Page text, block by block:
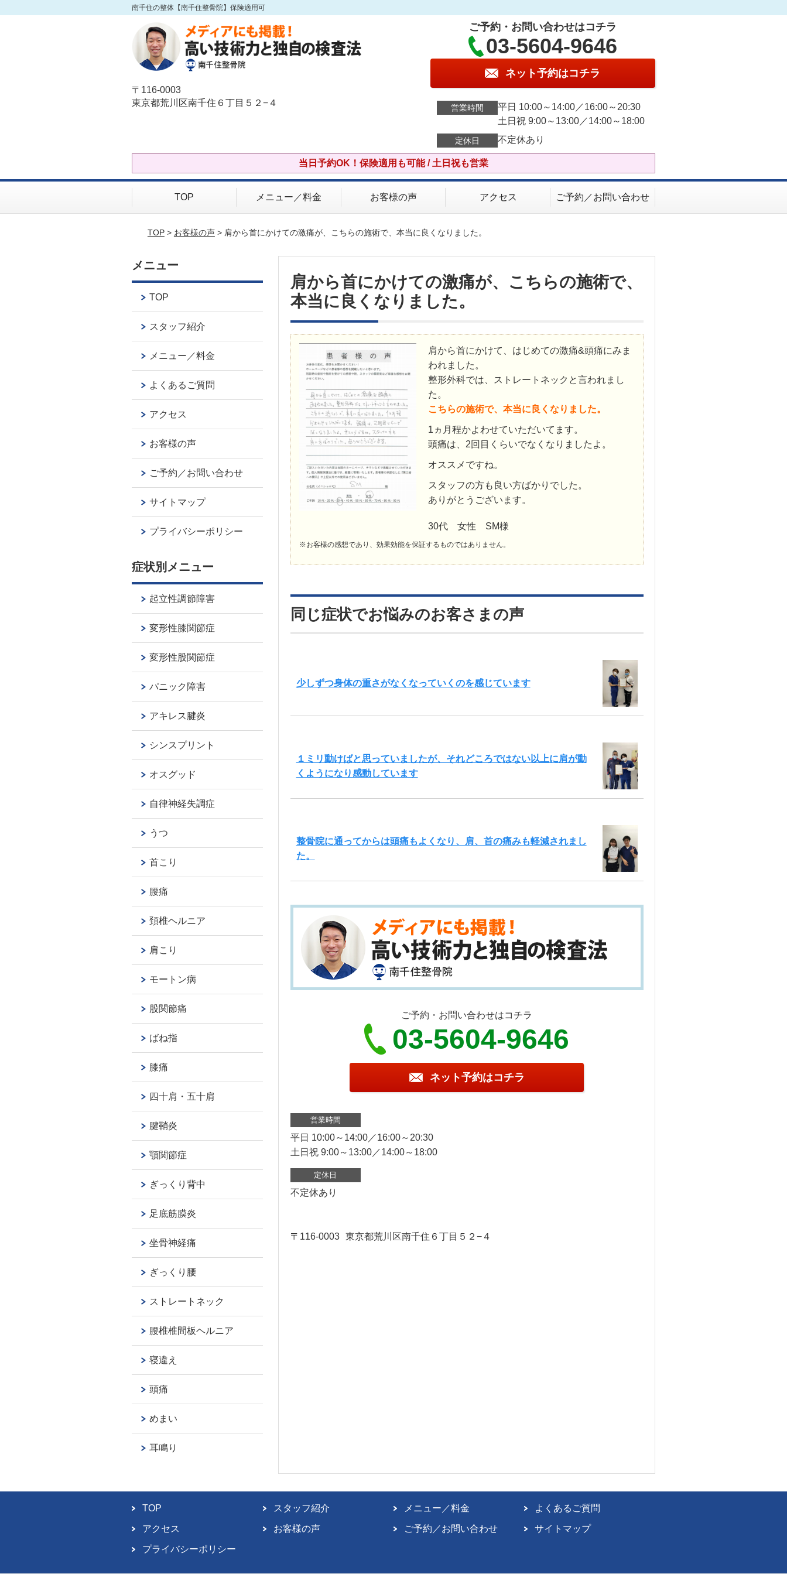
南千住の整体【南千住整骨院】保険適用可
〒116-0003
東京都荒川区南千住６丁目５２−４
ご予約・お問い合わせはコチラ
03-5604-9646
ネット予約はコチラ
営業時間
平日 10:00～14:00／16:00～20:30
土日祝 9:00～13:00／14:00～18:00
定休日 不定休あり
当日予約OK！保険適用も可能 / 土日祝も営業
TOP メニュー／料金 お客様の声 アクセス ご予約／お問い合わせ
TOP> お客様の声> 肩から首にかけての激痛が、こちらの施術で、本当に良くなりました。
肩から首にかけての激痛が、こちらの施術で、
本当に良くなりました。
肩から首にかけて、はじめての激痛&頭痛にみま
われました。
整形外科では、ストレートネックと言われまし
た。
こちらの施術で、本当に良くなりました。
1ヵ月程かよわせていただいてます。
頭痛は、2回目くらいでなくなりましたよ。
オススメですね。
スタッフの方も良い方ばかりでした。
ありがとうございます。
30代 女性 SM様
※お客様の感想であり、効果効能を保証するものではありません。
同じ症状でお悩みのお客さまの声
少しずつ身体の重さがなくなっていくのを感じています
１ミリ動けばと思っていましたが、それどころではない以上に肩が動
くようになり感動しています
整骨院に通ってからは頭痛もよくなり、肩、首の痛みも軽減されまし
た。
ご予約・お問い合わせはコチラ
03-5604-9646
ネット予約はコチラ
営業時間
平日 10:00～14:00／16:00～20:30
土日祝 9:00～13:00／14:00～18:00
定休日
不定休あり
〒116-0003 東京都荒川区南千住６丁目５２−４
メニュー
TOP
スタッフ紹介
メニュー／料金
よくあるご質問
アクセス
お客様の声
ご予約／お問い合わせ
サイトマップ
プライバシーポリシー
症状別メニュー
起立性調節障害
変形性膝関節症
変形性股関節症
パニック障害
アキレス腱炎
シンスプリント
オスグッド
自律神経失調症
うつ
首こり
腰痛
頚椎ヘルニア
肩こり
モートン病
股関節痛
ばね指
膝痛
四十肩・五十肩
腱鞘炎
顎関節症
ぎっくり背中
足底筋膜炎
坐骨神経痛
ぎっくり腰
ストレートネック
腰椎椎間板ヘルニア
寝違え
頭痛
めまい
耳鳴り
TOP スタッフ紹介 メニュー／料金 よくあるご質問
アクセス お客様の声 ご予約／お問い合わせ サイトマップ
プライバシーポリシー